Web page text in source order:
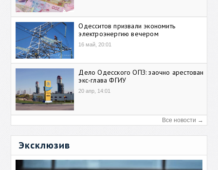
Одесситов призвали экономить
электроэнергию вечером
16 май, 20:01
Дело Одесского ОПЗ: заочно арестован
экс-глава ФГИУ
20 апр, 14:01
Все новости →
Эксклюзив